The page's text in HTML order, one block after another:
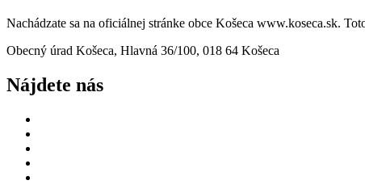
Nachádzate sa na oficiálnej stránke obce Košeca www.koseca.sk.
Obecný úrad Košeca, Hlavná 36/100, 018 64 Košeca
Nájdete nás